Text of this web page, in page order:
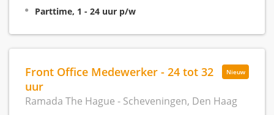
Parttime, 1 - 24 uur p/w
Nieuw
Front Office Medewerker - 24 tot 32
uur
Ramada The Hague - Scheveningen, Den Haag